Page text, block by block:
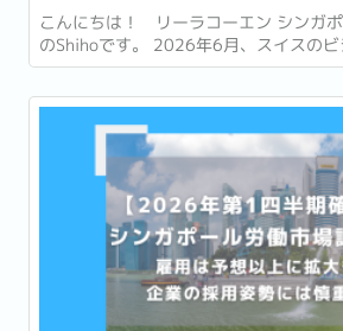
こんにちは！ リーラコーエン シンガ
のShihoです。 2026年6月、スイスの
際経営開発研究所・IMD
Management Development) が発表し
キング...